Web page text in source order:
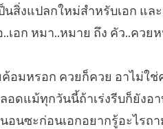
สิ่งแปลกใหม่สำหรับเอก แล
..เอก หมา..หมาย ถึง คัว..ควย
ค้อมหรอก ควยก็ควย อาไม่ใ
ดแม้ทุกวันนี้ถ้าเร่งรีบก็ยังอ
อนซะก่อนเอกอยากรู้อะไรถ